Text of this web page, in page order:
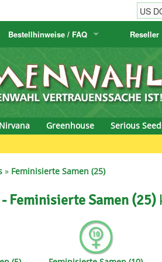
Seed Company
Seeds
Brains
Automatica
Positronics
Prana Medical
Ripper Seeds
Royal Queen
Samsara Seeds
Seedsman
Bestellhinweise / FAQ
Bestellhinweise
Reseller
E-MAIL
PASSWORT
Nirvana Greenhouse Serious
Green
» Feminisierte Samen (25)
Feminisierte Samen (25)